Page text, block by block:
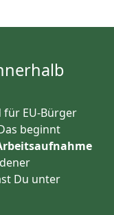
für EU-Bürger
beginnt
Du unter